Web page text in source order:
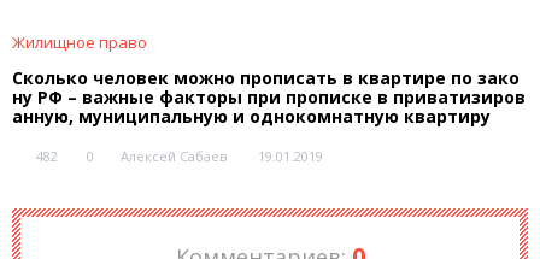
Жилищное право
Сколько человек можно прописать в квартире по зако
ну РФ – важные факторы при прописке в приватизиров
анную, муниципальную и однокомнатную квартиру
482 0 Алексей Сабаев 19.01.2019